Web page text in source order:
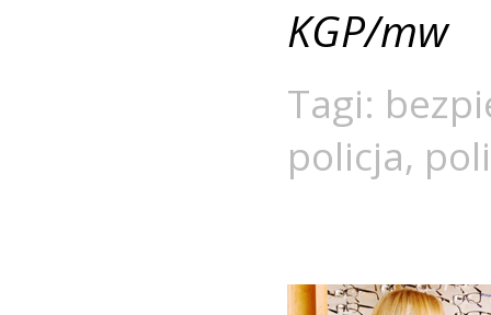
KGP/mw
Tagi:
policja,